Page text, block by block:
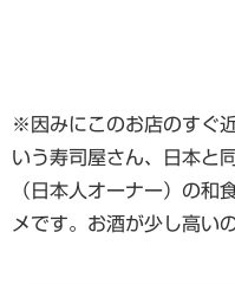
※因みにこのお店のすぐ
いう寿司屋さん、日本と
（日本人オーナー）の和
メです。お酒が少し高い